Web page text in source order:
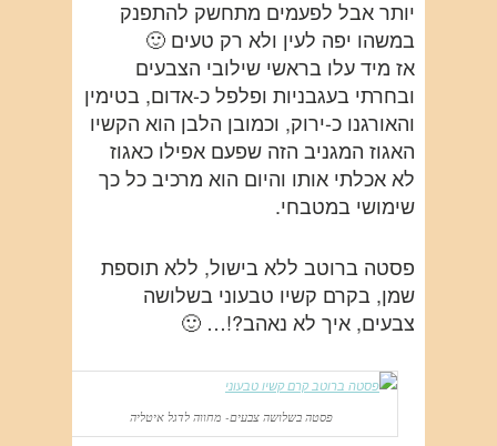
יותר אבל לפעמים מתחשק להתפנק
במשהו יפה לעין ולא רק טעים 🙂
אז מיד עלו בראשי שילובי הצבעים
ובחרתי בעגבניות ופלפל כ-אדום, בטימין
והאורגנו כ-ירוק, וכמובן הלבן הוא הקשיו
האגוז המגניב הזה שפעם אפילו כאגוז
לא אכלתי אותו והיום הוא מרכיב כל כך
שימושי במטבחי.
פסטה ברוטב ללא בישול, ללא תוספת
שמן, בקרם קשיו טבעוני בשלושה
צבעים, איך לא נאהב?!… 🙂
פסטה בשלושה צבעים- מחווה לדגל איטליה